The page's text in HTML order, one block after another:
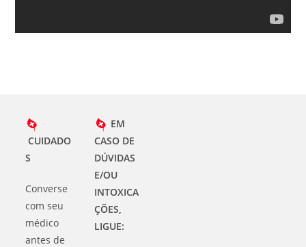
CUIDADO
S
Converse
com seu
médico
antes de
EM
CASO DE
DÚVIDAS
E/OU
INTOXICA
ÇÕES,
LIGUE: